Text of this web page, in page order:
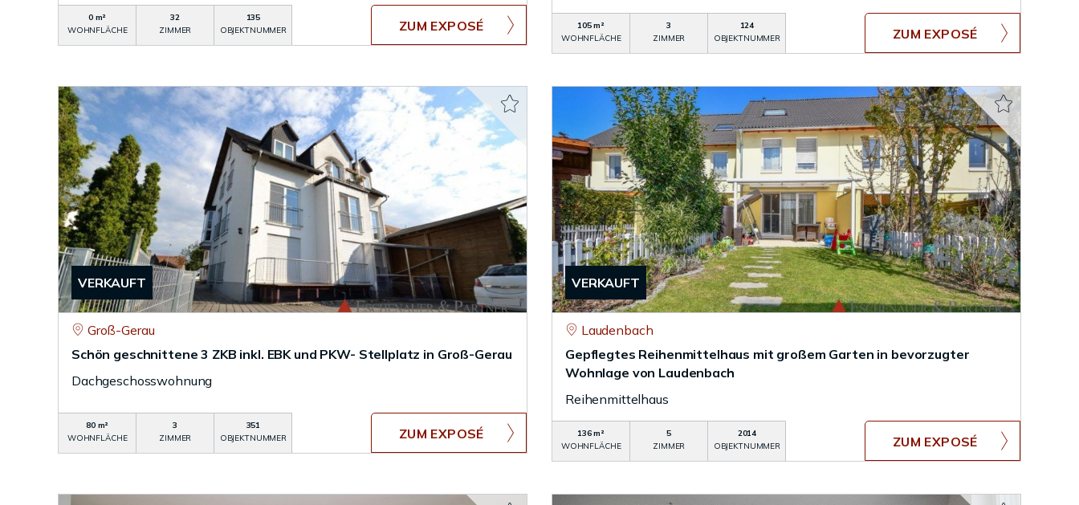
0 m²
WOHNFLÄCHE
32
ZIMMER
135
OBJEKTNUMMER
ZUM EXPOSÉ
105 m²
WOHNFLÄCHE
3
ZIMMER
124
OBJEKTNUMMER
ZUM EXPOSÉ
VERKAUFT
Groß-Gerau
Schön geschnittene 3 ZKB inkl. EBK und PKW- Stellplatz in Groß-Gerau
Dachgeschosswohnung
80 m²
WOHNFLÄCHE
3
ZIMMER
351
OBJEKTNUMMER
ZUM EXPOSÉ
VERKAUFT
Laudenbach
Gepflegtes Reihenmittelhaus mit großem Garten in bevorzugter
Wohnlage von Laudenbach
Reihenmittelhaus
136 m²
WOHNFLÄCHE
5
ZIMMER
2014
OBJEKTNUMMER
ZUM EXPOSÉ